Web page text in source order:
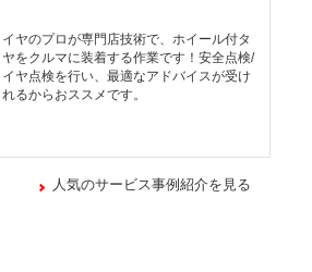
イヤのプロが専門店技術で、ホイール付タ
ヤをクルマに装着する作業です！安全点検/
イヤ点検を行い、最適なアドバイスが受け
れるからおススメです。
人気のサービス事例紹介を見る